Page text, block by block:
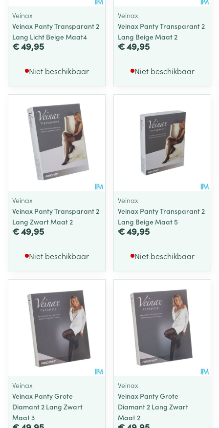
Veinax
Veinax Panty Transparant 2
Lang Licht Beige Maat4
€ 49,95
Niet beschikbaar
Veinax
Veinax Panty Transparant 2
Lang Beige Maat 2
€ 49,95
Niet beschikbaar
Veinax
Veinax Panty Transparant 2
Lang Zwart Maat 2
€ 49,95
Niet beschikbaar
Veinax
Veinax Panty Transparant 2
Lang Beige Maat 5
€ 49,95
Niet beschikbaar
Veinax
Veinax Panty Grote
Diamant 2 Lang Zwart
Maat 3
Veinax
Veinax Panty Grote
Diamant 2 Lang Zwart
Maat 2